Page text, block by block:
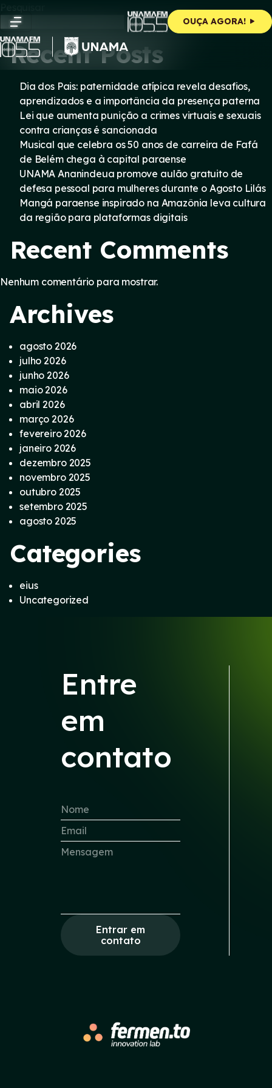
content
OUÇA AGORA!
Pesquisar
Pesquisar
Recent Posts
Dia dos Pais: paternidade atípica revela desafios,
aprendizados e a importância da presença paterna
Lei que aumenta punição a crimes virtuais e sexuais
contra crianças é sancionada
Musical que celebra os 50 anos de carreira de Fafá
de Belém chega à capital paraense
UNAMA Ananindeua promove aulão gratuito de
defesa pessoal para mulheres durante o Agosto Lilás
Mangá paraense inspirado na Amazônia leva cultura
da região para plataformas digitais
Recent Comments
Nenhum comentário para mostrar.
Archives
agosto 2026
julho 2026
junho 2026
maio 2026
abril 2026
março 2026
fevereiro 2026
janeiro 2026
dezembro 2025
novembro 2025
outubro 2025
setembro 2025
agosto 2025
Categories
eius
Uncategorized
Entre
em
contato
Entrar em
contato